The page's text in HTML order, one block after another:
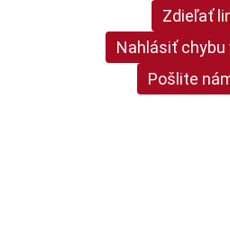
Zdieľať
Nahlásiť chybu
Pošlite